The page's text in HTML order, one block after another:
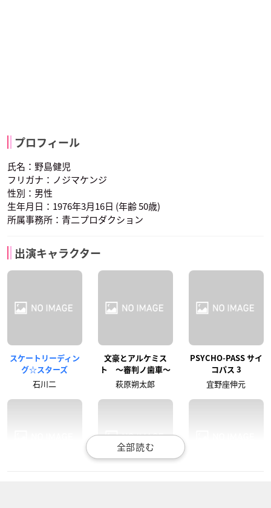
プロフィール
氏名：野島健児
フリガナ：ノジマケンジ
性別：男性
生年月日：1976年3月16日 (年齢 50歳)
所属事務所：青二プロダクション
出演キャラクター
スケートリーディン
グ☆スターズ
石川二
文豪とアルケミス
ト 〜審判ノ歯車〜
萩原朔太郎
PSYCHO-PASS サイ
コパス 3
宜野座伸元